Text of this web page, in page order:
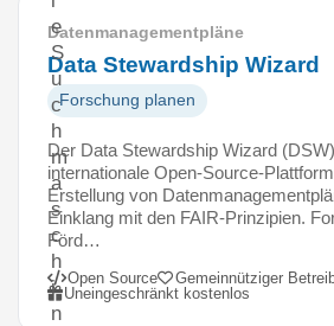
e
S
u
c
h
m
a
s
c
h
i
n
Datenmanagementpläne
Data Stewardship Wizard
Forschung planen
Der Data Stewardship Wizard
internationale Open-Source-
Erstellung von
Einklang mit den FAIR-Prinzipien.
Förd…
Open Source
Gemeinnütziger
Uneingeschränkt kostenlos